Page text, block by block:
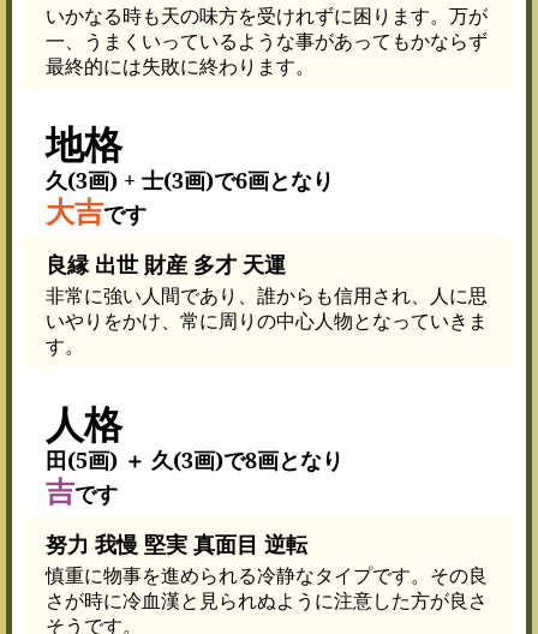
いかなる時も天の味方を受けれずに困ります。万が
一、うまくいっているような事があってもかならず
最終的には失敗に終わります。
地格
久(3画) + 士(3画)で6画となり
大吉です
良縁 出世 財産 多才 天運
非常に強い人間であり、誰からも信用され、人に思
いやりをかけ、常に周りの中心人物となっていきま
す。
人格
田(5画) ＋ 久(3画)で8画となり
吉です
努力 我慢 堅実 真面目 逆転
慎重に物事を進められる冷静なタイプです。その良
さが時に冷血漢と見られぬように注意した方が良さ
そうです。